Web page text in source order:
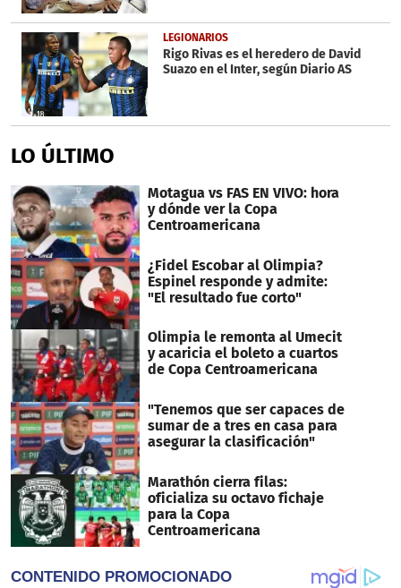
LEGIONARIOS
Rigo Rivas es el heredero de David
Suazo en el Inter, según Diario AS
LO ÚLTIMO
Motagua vs FAS EN VIVO: hora
y dónde ver la Copa
Centroamericana
¿Fidel Escobar al Olimpia?
Espinel responde y admite:
"El resultado fue corto"
Olimpia le remonta al Umecit
y acaricia el boleto a cuartos
de Copa Centroamericana
"Tenemos que ser capaces de
sumar de a tres en casa para
asegurar la clasificación"
Marathón cierra filas:
oficializa su octavo fichaje
para la Copa
Centroamericana